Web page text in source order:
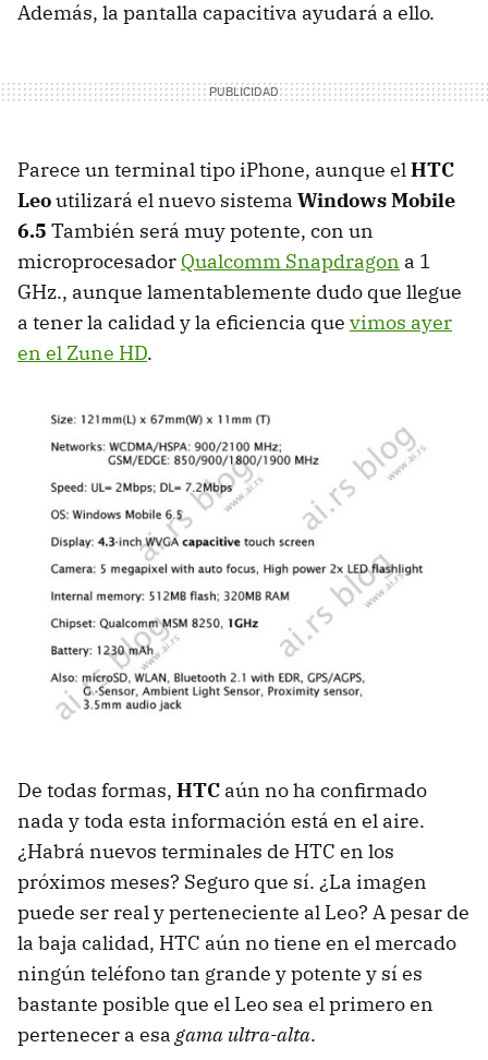
Además, la pantalla capacitiva ayudará a ello.
Parece un terminal tipo iPhone, aunque elHTC
Leoutilizará el nuevo sistema Windows Mobile
6.5 También será muy potente, con un
microprocesador Qualcomm Snapdragon a 1
GHz., aunque lamentablemente dudo que llegue
a tener la calidad y la eficiencia que vimos ayer
en el Zune HD.
De todas formas, HTC aún no ha confirmado
nada y toda esta información está en el aire.
¿Habrá nuevos terminales de HTC en los
próximos meses? Seguro que sí. ¿La imagen
puede ser real y perteneciente al Leo? A pesar de
la baja calidad, HTC aún no tiene en el mercado
ningún teléfono tan grande y potente y sí es
bastante posible que el Leo sea el primero en
pertenecer a esa gama ultra-alta.